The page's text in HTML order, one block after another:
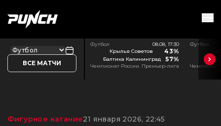
ВСЕ МАТЧИ
Футбол
08.08, 17:30
Крылья Советов
43%
Балтика Калининград 57%
Чемпионат России. Премьер-лига
Футбол
Чемпионат
Фигурное катание21 января 2026, 22:45